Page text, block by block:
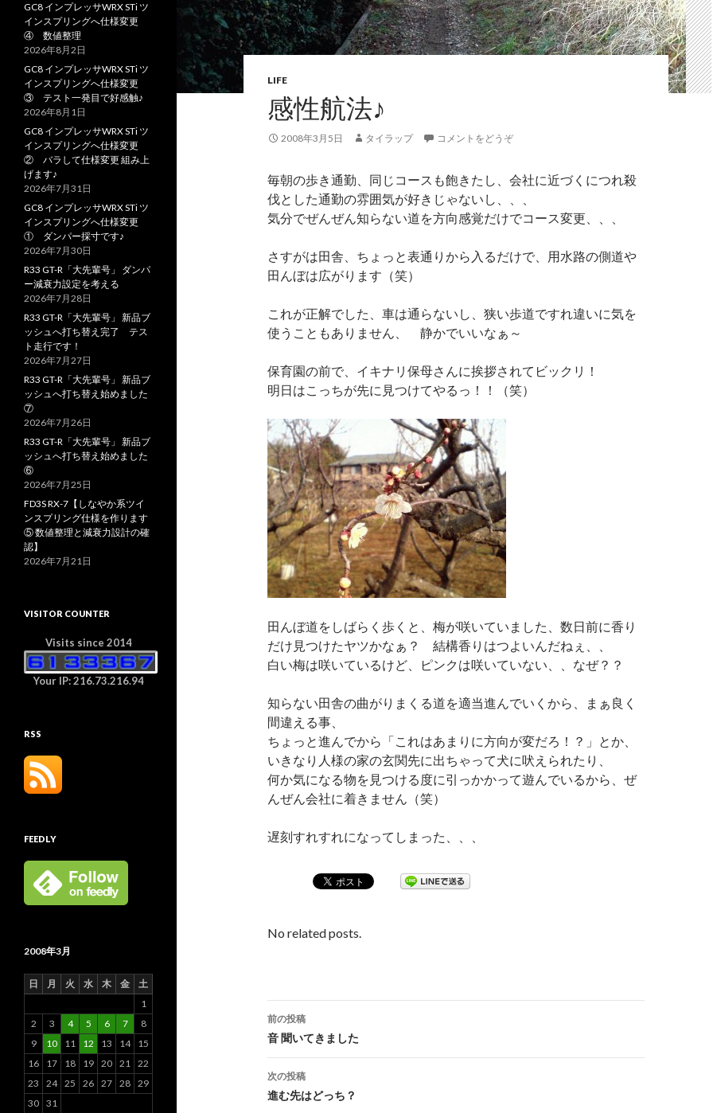
LIFE
感性航法♪
2008年3月5日 タイラップ コメントをどうぞ
毎朝の歩き通勤、同じコースも飽きたし、会社に近づくにつれ殺
伐とした通勤の雰囲気が好きじゃないし、、、
気分でぜんぜん知らない道を方向感覚だけでコース変更、、、
さすがは田舎、ちょっと表通りから入るだけで、用水路の側道や
田んぼは広がります（笑）
これが正解でした、車は通らないし、狭い歩道ですれ違いに気を
使うこともありません、 静かでいいなぁ～
保育園の前で、イキナリ保母さんに挨拶されてビックリ！
明日はこっちが先に見つけてやるっ！！（笑）
田んぼ道をしばらく歩くと、梅が咲いていました、数日前に香り
だけ見つけたヤツかなぁ？ 結構香りはつよいんだねぇ、、
白い梅は咲いているけど、ピンクは咲いていない、、なぜ？？
知らない田舎の曲がりまくる道を適当進んでいくから、まぁ良く
間違える事、
ちょっと進んでから「これはあまりに方向が変だろ！？」とか、
いきなり人様の家の玄関先に出ちゃって犬に吠えられたり、
何か気になる物を見つける度に引っかかって遊んでいるから、ぜ
んぜん会社に着きません（笑）
遅刻すれすれになってしまった、、、
No related posts.
投
稿
ナ
前の投稿
音 聞いてきました
次の投稿
進む先はどっち？
GC8 インプレッサWRX STi ツ
インスプリングへ仕様変更
④ 数値整理
2026年8月2日
GC8 インプレッサWRX STi ツ
インスプリングへ仕様変更
③ テスト一発目で好感触♪
2026年8月1日
GC8 インプレッサWRX STi ツ
インスプリングへ仕様変更
② バラして仕様変更 組み上
げます♪
2026年7月31日
GC8 インプレッサWRX STi ツ
インスプリングへ仕様変更
① ダンパー採寸です♪
2026年7月30日
R33 GT-R「大先輩号」 ダンパ
ー減衰力設定を考える
2026年7月28日
R33 GT-R「大先輩号」 新品ブ
ッシュへ打ち替え完了 テス
ト走行です！
2026年7月27日
R33 GT-R「大先輩号」 新品ブ
ッシュへ打ち替え始めました
⑦
2026年7月26日
R33 GT-R「大先輩号」 新品ブ
ッシュへ打ち替え始めました
⑥
2026年7月25日
FD3S RX-7【しなやか系ツイ
ンスプリング仕様を作ります
⑤ 数値整理と減衰力設計の確
認】
2026年7月21日
VISITOR COUNTER
Visits since 2014
Your IP: 216.73.216.94
RSS
FEEDLY
2008年3月
日 月 火 水 木 金 土
1
2
3 4 5 6 7
8
9
10 11 12 13 14
15
16
17 18 19 20 21 22
23
24 25 26 27 28 29
30 31